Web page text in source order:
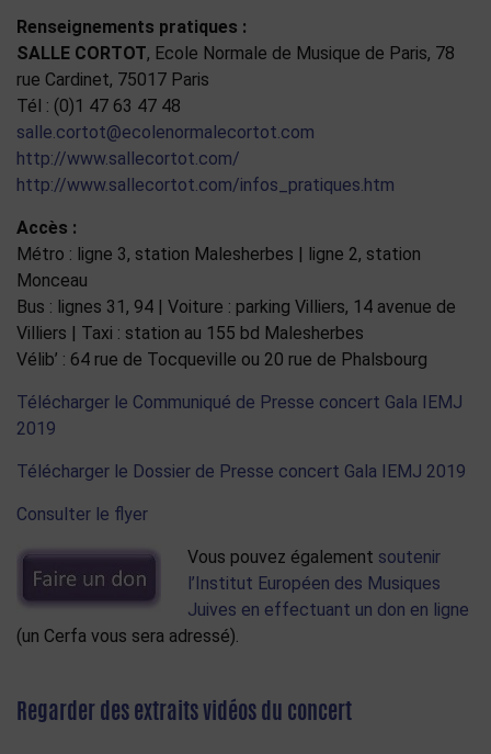
Renseignements pratiques :
SALLE CORTOT, Ecole Normale de Musique de Paris, 78
rue Cardinet, 75017 Paris
Tél : (0)1 47 63 47 48
salle.cortot@ecolenormalecortot.com
http://www.sallecortot.com/
http://www.sallecortot.com/infos_pratiques.htm
Accès :
Métro : ligne 3, station Malesherbes | ligne 2, station
Monceau
Bus : lignes 31, 94 | Voiture : parking Villiers, 14 avenue de
Villiers | Taxi : station au 155 bd Malesherbes
Vélib’ : 64 rue de Tocqueville ou 20 rue de Phalsbourg
Télécharger le Communiqué de Presse concert Gala IEMJ
2019
Télécharger le Dossier de Presse concert Gala IEMJ 2019
Consulter le flyer
Vous pouvez également soutenir
l’Institut Européen des Musiques
Juives en effectuant un don en ligne
(un Cerfa vous sera adressé).
Regarder des extraits vidéos du concert